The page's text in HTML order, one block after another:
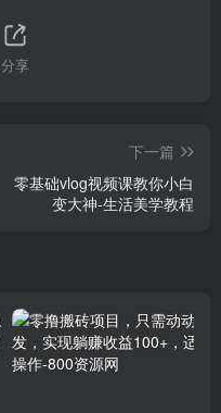
分享
下一篇
零基础vlog视频课教你小白
变大神-生活美学教程